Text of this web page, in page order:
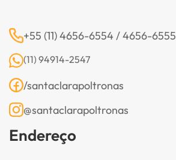
+55 (11) 4656-6554 / 4656-6555
(11) 94914-2547
/santaclarapoltronas
@santaclarapoltronas
Endereço